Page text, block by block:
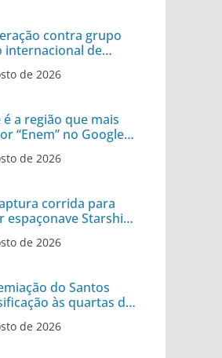
contra grupo
internacional de
de 2026
a região que mais
“Enem” no Google
de 2026
corrida para
espaçonave Starship
de 2026
do Santos
às quartas da
de 2026